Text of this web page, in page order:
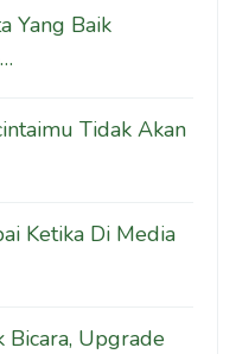
Yang Baik
Tidak Akan
Ketika Di Media
Bicara, Upgrade